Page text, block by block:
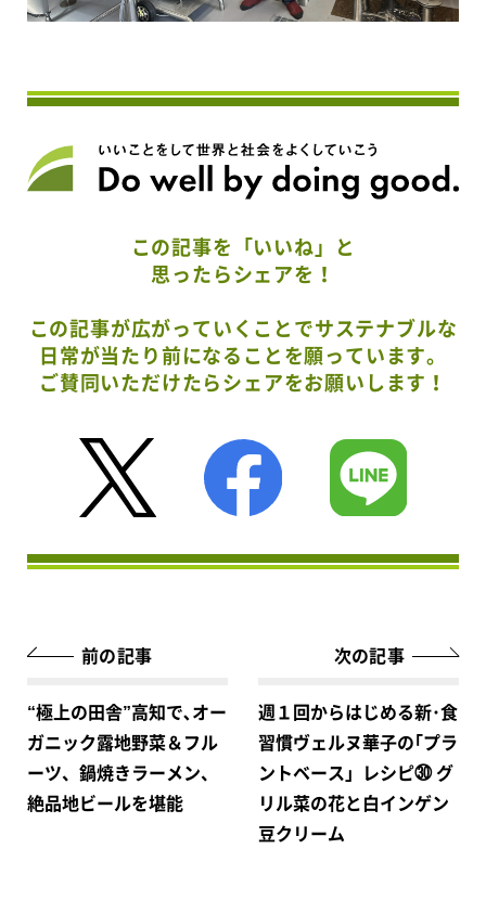
この記事を「いいね」と
思ったらシェアを！
この記事が広がっていくことでサステナブルな
日常が当たり前になることを願っています。
ご賛同いただけたらシェアをお願いします！
前の記事
“極上の田舎”高知で､オー
ガニック露地野菜＆フル
ーツ、鍋焼きラーメン、
絶品地ビールを堪能
次の記事
週１回からはじめる新･食
習慣ヴェルヌ華子の｢プラ
ントベース」レシピ㉚ グ
リル菜の花と白インゲン
豆クリーム